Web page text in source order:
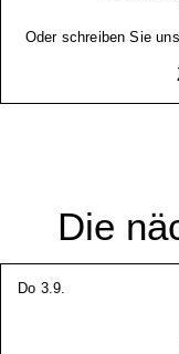
Oder schreiben Sie
Die
Do 3.9.